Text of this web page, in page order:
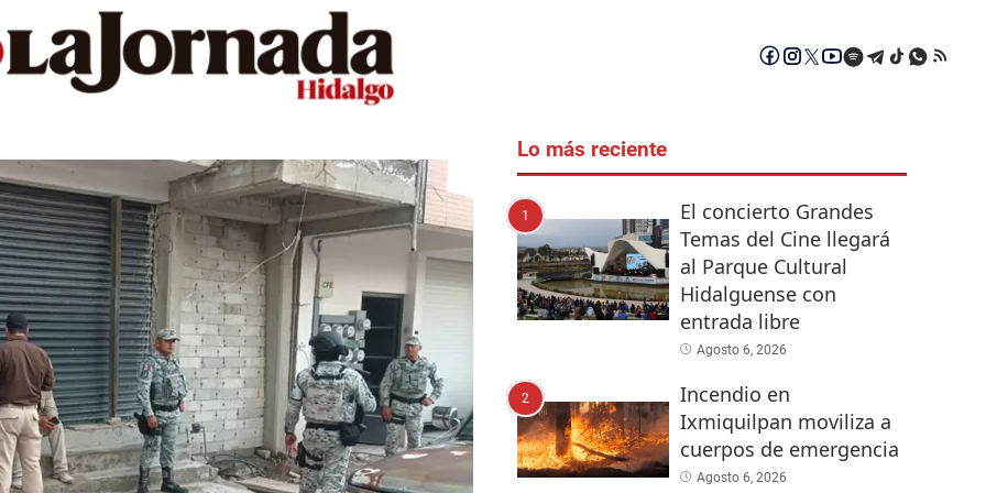
Lo más reciente
1
El concierto Grandes
Temas del Cine llegará
al Parque Cultural
Hidalguense con
entrada libre
Agosto 6, 2026
2
Incendio en
Ixmiquilpan moviliza a
cuerpos de emergencia
Agosto 6, 2026